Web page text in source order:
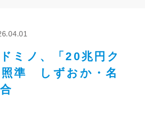
ミノ、「20兆円ク
照準 しずおか・名